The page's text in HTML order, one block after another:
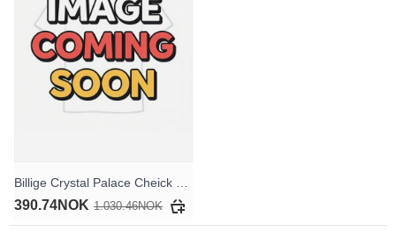
390.74NOK 1.030.46NOK